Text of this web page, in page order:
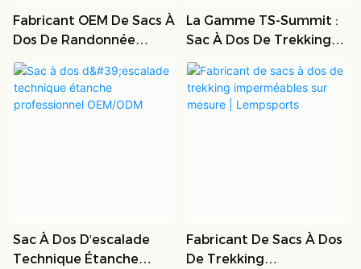
Fabricant OEM De Sacs À
Dos De Randonnée
Étanches | Sacs
Personnalisés B2B
La Gamme TS-Summit :
Sac À Dos De Trekking
Ergonomique Et
Étanche
Sac À Dos D'escalade
Technique Étanche
Fabricant De Sacs À Dos
De Trekking